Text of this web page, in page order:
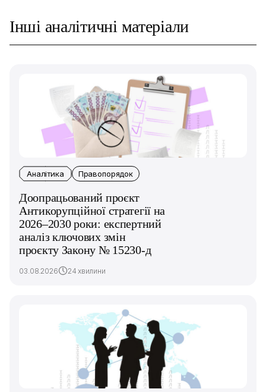
Інші аналітичні матеріали
Аналітика Правопорядок
Доопрацьований проєкт
Антикорупційної стратегії на
2026–2030 роки: експертний
аналіз ключових змін
проєкту Закону № 15230-д
03.08.2026 24 хвилини